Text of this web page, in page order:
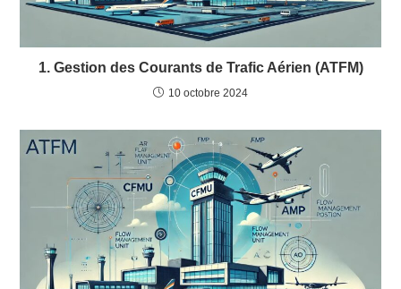
1. Gestion des Courants de Trafic Aérien (ATFM)
10 octobre 2024